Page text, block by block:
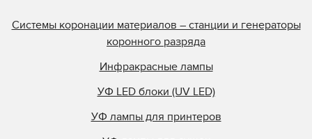
Системы коронации материалов – станции и генераторы
коронного разряда
Инфракрасные лампы
УФ LED блоки (UV LED)
УФ лампы для принтеров